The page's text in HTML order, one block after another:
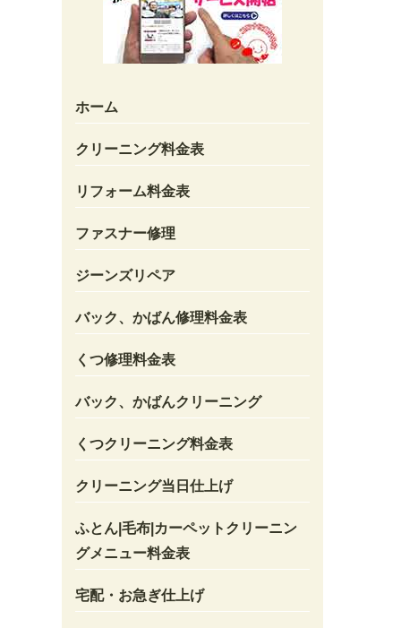
ホーム
クリーニング料金表
リフォーム料金表
ファスナー修理
ジーンズリペア
バック、かばん修理料金表
くつ修理料金表
バック、かばんクリーニング
くつクリーニング料金表
クリーニング当日仕上げ
ふとん|毛布|カーペットクリーニン
グメニュー料金表
宅配・お急ぎ仕上げ